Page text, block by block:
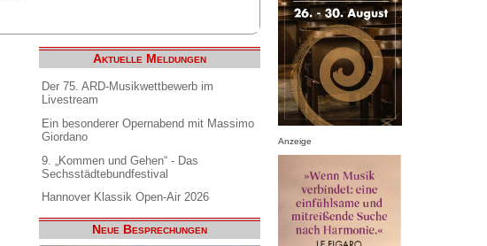
Aktuelle Meldungen
Der 75. ARD-Musikwettbewerb im
Livestream
Ein besonderer Opernabend mit Massimo
Giordano
9. „Kommen und Gehen“ - Das
Sechsstädtebundfestival
Hannover Klassik Open-Air 2026
Neue Besprechungen
Anzeige